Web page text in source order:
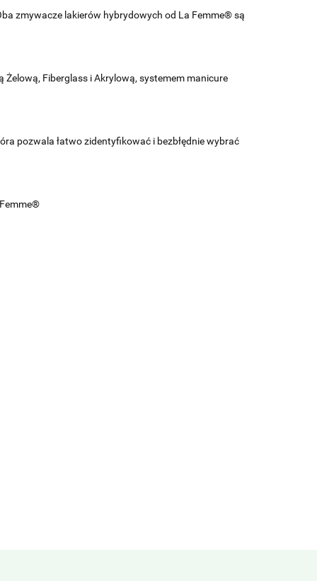
zmywacze lakierów hybrydowych od La Femme® są
Żelową, Fiberglass i Akrylową, systemem manicure
pozwala łatwo zidentyfikować i bezbłędnie wybrać